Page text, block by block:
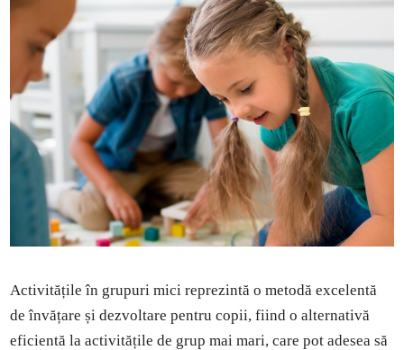
Activitățile în grupuri mici reprezintă o metodă excelentă
de învățare și dezvoltare pentru copii, fiind o alternativă
eficientă la activitățile de grup mai mari, care pot adesea să